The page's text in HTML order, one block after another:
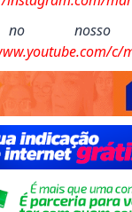
no
c/